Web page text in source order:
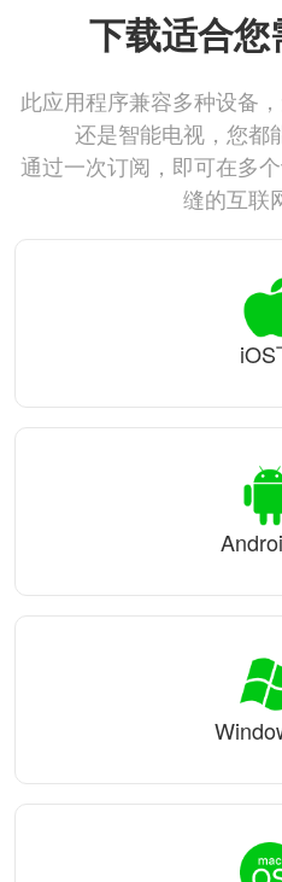
下载适合
此应用程序兼容多种设备
还是智能电视，您都
通过一次订阅，即可在多
缝的互联